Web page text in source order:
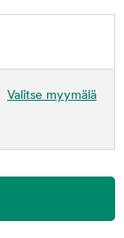
Valitse myymälä